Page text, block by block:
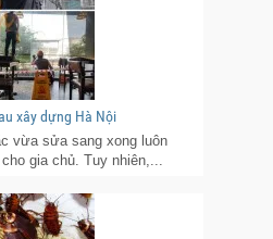
xây dựng Hà Nội
vừa sửa sang xong luôn
gia chủ. Tuy nhiên,...